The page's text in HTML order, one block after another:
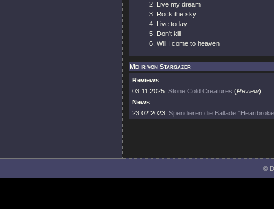
Live my dream
Rock the sky
Live today
Don't kill
Will I come to heaven
Mehr von Stargazer
Reviews
03.11.2025: Stone Cold Creatures (Review)
News
23.02.2023: Spendieren die Ballade
©